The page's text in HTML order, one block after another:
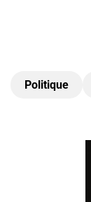
Politique